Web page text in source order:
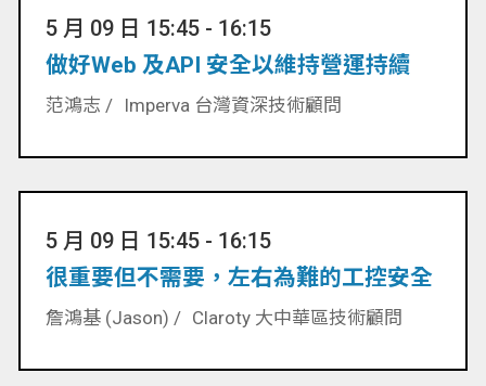
5 月 09 日 15:45 - 16:15
做好Web 及API 安全以維持營運持續
范鴻志 / Imperva 台灣資深技術顧問
5 月 09 日 15:45 - 16:15
很重要但不需要，左右為難的工控安全
詹鴻基 (Jason) / Claroty 大中華區技術顧問